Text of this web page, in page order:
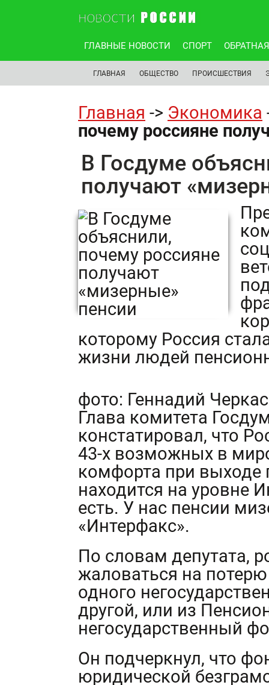
ГЛАВНЫЕ НОВОСТИ СПОРТ
ГЛАВНАЯ ОБЩЕСТВО ПРОИСШЕСТВИЯ
Главная -> Экономика
почему россияне
В Госдуме
получают
которому Россия
жизни людей
фото: Геннадий
Глава комитета
констатировал, что
43-х возможных в
комфорта при выходе
находится на уровне
есть. У нас пенсии
«Интерфакс».
По словам депутата,
жаловаться на
одного
другой, или из
негосударственный
Он подчеркнул, что
юридической